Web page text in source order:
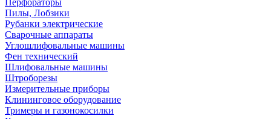
Перфораторы
Пилы, Лобзики
Рубанки электрические
Сварочные аппараты
Углошлифовальные машины
Фен технический
Шлифовальные машины
Штроборезы
Измерительные приборы
Клининговое оборудование
Тримеры и газонокосилки